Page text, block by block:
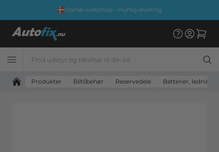
Dansk webshop - Hurtig levering
Produkter Biltilbehør Reservedele Batterier,